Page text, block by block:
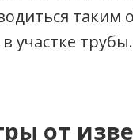
участке
от